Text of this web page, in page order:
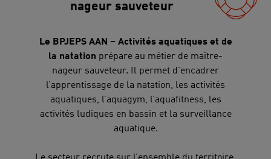
nageur sauveteur
Le BPJEPS AAN – Activités aquatiques et de
la natation prépare au métier de maître-
nageur sauveteur. Il permet d’encadrer
l’apprentissage de la natation, les activités
aquatiques, l’aquagym, l’aquafitness, les
activités ludiques en bassin et la surveillance
aquatique.